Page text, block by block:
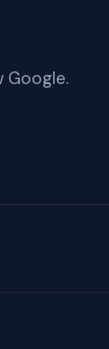
Google.